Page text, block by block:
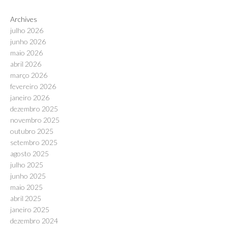
Archives
julho 2026
junho 2026
maio 2026
abril 2026
março 2026
fevereiro 2026
janeiro 2026
dezembro 2025
novembro 2025
outubro 2025
setembro 2025
agosto 2025
julho 2025
junho 2025
maio 2025
abril 2025
janeiro 2025
dezembro 2024